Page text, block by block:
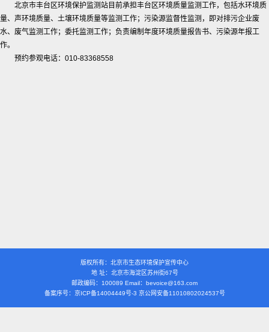
北京市丰台区环境保护监测站目前承担丰台区环境质量监测工作，包括水环境质
量、声环境质量、土壤环境质量等监测工作；污染源监督性监测，即对排污企业废
水、废气监测工作；委托监测工作；负责编制年度环境质量报告书、污染源年报工
作。
预约参观电话：010-83368558
版权所有：北京市生态环境保护宣传中心
地 址：北京市海淀区苏州街67号
邮政编码：100089 Email：bevoice@163.com
备案序号：京ICP备14004449号-3 京公网安备11010802024537号